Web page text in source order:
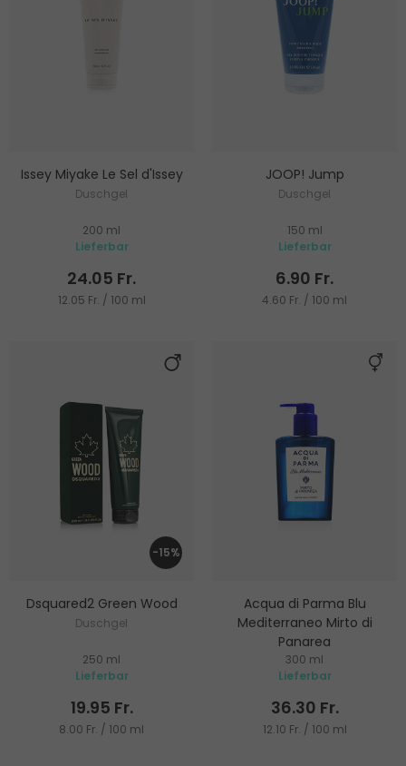
Issey Miyake Le Sel d'Issey
Duschgel
200 ml
Lieferbar
24.05 Fr.
12.05 Fr. / 100 ml
JOOP! Jump
Duschgel
150 ml
Lieferbar
6.90 Fr.
4.60 Fr. / 100 ml
-15%
Dsquared2 Green Wood
Duschgel
250 ml
Lieferbar
19.95 Fr.
8.00 Fr. / 100 ml
Acqua di Parma Blu
Mediterraneo Mirto di
Panarea
Duschgel
300 ml
Lieferbar
36.30 Fr.
12.10 Fr. / 100 ml